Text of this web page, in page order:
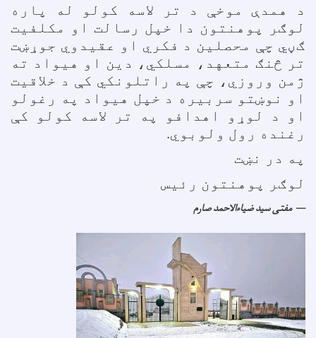
د همدې موخې د تر لاسه کولو له پاره
لوګر پوهنتون دا خپل رسالت او مکلفیت
ګڼي چې محصلین د فکري او عقیدوي جوړښت
تر څنګ متعهد، مسلکي، دین او هیواد ته
ژمن وروزي، چې په راتلونکي کې د خلاقیت
او نوښتو سربیره د خپل هیواد په رغولو
او د لوړو اهدافو په تر لاسه کولو کې
رغنده رول ولوبوي.
په در نښت
لوګر پوهنتون رئیس
مفتی سید ضیاءالاحمد صارم